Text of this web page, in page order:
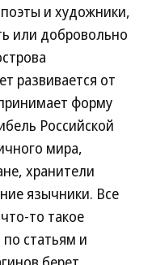
поэты и художники,
или добровольно
развивается от
форму
Российской
мира,
хранители
язычники. Все
то такое
статьям и